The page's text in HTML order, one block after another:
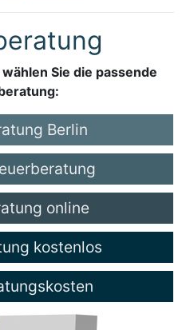
Sie die passende
Berlin
online
kostenlos